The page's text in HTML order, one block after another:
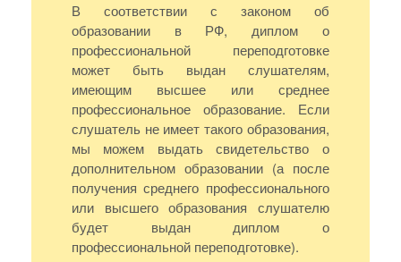
В соответствии с законом об
образовании в РФ, диплом о
профессиональной переподготовке
может быть выдан слушателям,
имеющим высшее или среднее
профессиональное образование. Если
слушатель не имеет такого образования,
мы можем выдать свидетельство о
дополнительном образовании (а после
получения среднего профессионального
или высшего образования слушателю
будет выдан диплом о
профессиональной переподготовке).